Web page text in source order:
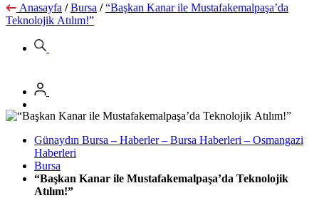
Anasayfa / Bursa / “Başkan Kanar ile Mustafakemalpaşa’da
Teknolojik Atılım!”
Günaydın Bursa – Haberler – Bursa Haberleri – Osmangazi
Haberleri
Bursa
“Başkan Kanar ile Mustafakemalpaşa’da Teknolojik
Atılım!”